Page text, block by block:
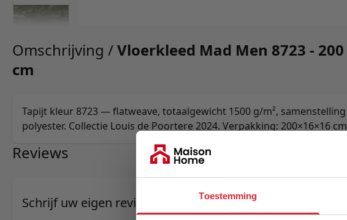
Toestemming
Omschrijving /Vloerkleed Mad Men 8723 - 200
cm
Tapijt kleur 8723 — flatweave, totaalgewicht 1500 g/m², samenstelling
polyester. Collectie Louis de Poortere 2024. Verpakking: 200×16×16
Reviews
Schrijf uw eigen review